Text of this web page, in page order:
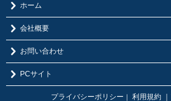
ホーム
会社概要
お問い合わせ
PCサイト
プライバシーポリシー ｜ 利用規約